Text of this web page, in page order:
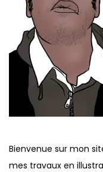
Bienvenue sur mon
mes travaux en